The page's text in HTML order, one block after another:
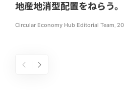
地産地消型配置をねらう
Circular Economy Hub Editorial Team